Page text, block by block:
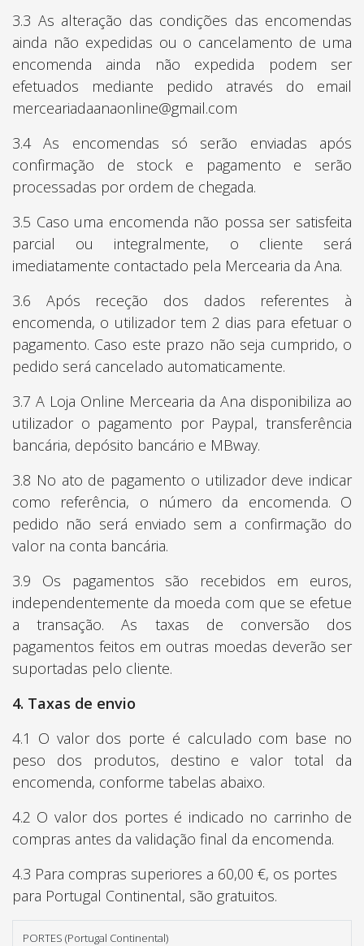
3.3 As alteração das condições das encomendas
ainda não expedidas ou o cancelamento de uma
encomenda ainda não expedida podem ser
efetuados mediante pedido através do email
merceariadaanaonline@gmail.com
3.4 As encomendas só serão enviadas após
confirmação de stock e pagamento e serão
processadas por ordem de chegada.
3.5 Caso uma encomenda não possa ser satisfeita
parcial ou integralmente, o cliente será
imediatamente contactado pela Mercearia da Ana.
3.6 Após receção dos dados referentes à
encomenda, o utilizador tem 2 dias para efetuar o
pagamento. Caso este prazo não seja cumprido, o
pedido será cancelado automaticamente.
3.7 A Loja Online Mercearia da Ana disponibiliza ao
utilizador o pagamento por Paypal, transferência
bancária, depósito bancário e MBway.
3.8 No ato de pagamento o utilizador deve indicar
como referência, o número da encomenda. O
pedido não será enviado sem a confirmação do
valor na conta bancária.
3.9 Os pagamentos são recebidos em euros,
independentemente da moeda com que se efetue
a transação. As taxas de conversão dos
pagamentos feitos em outras moedas deverão ser
suportadas pelo cliente.
4. Taxas de envio
4.1 O valor dos porte é calculado com base no
peso dos produtos, destino e valor total da
encomenda, conforme tabelas abaixo.
4.2 O valor dos portes é indicado no carrinho de
compras antes da validação final da encomenda.
4.3 Para compras superiores a 60,00 €, os portes
para Portugal Continental, são gratuitos.
PORTES (Portugal Continental)